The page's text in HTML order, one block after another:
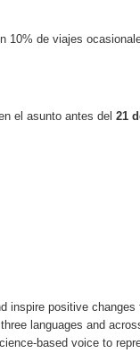
de viajes
el asunto antes del 21
inspire positive
languages and
based voice to